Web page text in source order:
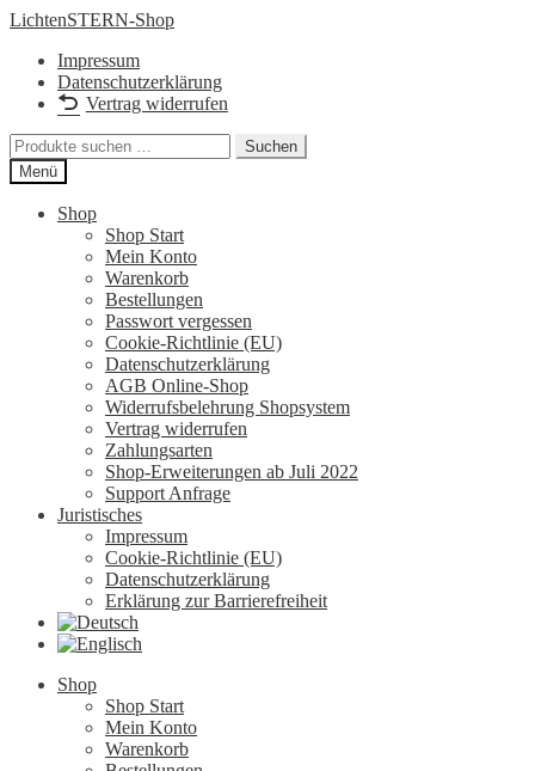
Zur
springen
Zum
springen
LichtenSTERN-Shop
Impressum
Datenschutzerklärung
Vertrag widerrufen
Suchen
nach:
Suchen
Menü
Shop
Shop Start
Mein Konto
Warenkorb
Bestellungen
Passwort vergessen
Cookie-Richtlinie (EU)
Datenschutzerklärung
AGB Online-Shop
Widerrufsbelehrung Shopsystem
Vertrag widerrufen
Zahlungsarten
Shop-Erweiterungen ab Juli 2022
Support Anfrage
Juristisches
Impressum
Cookie-Richtlinie (EU)
Datenschutzerklärung
Erklärung zur Barrierefreiheit
Shop
Shop Start
Mein Konto
Warenkorb